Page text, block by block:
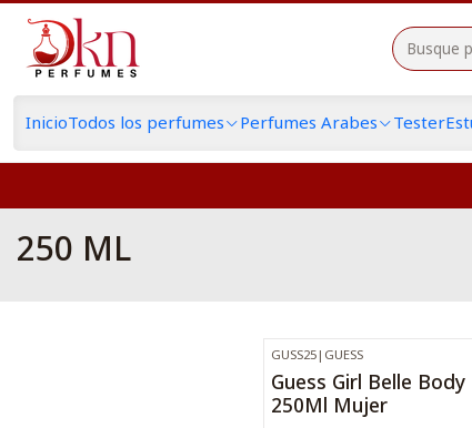
InicioTodos los perfumes Perfumes Arabes Tester
250 ML
-23% OFF
GUSS25 | GUESS
Guess Girl Belle
250Ml Mujer